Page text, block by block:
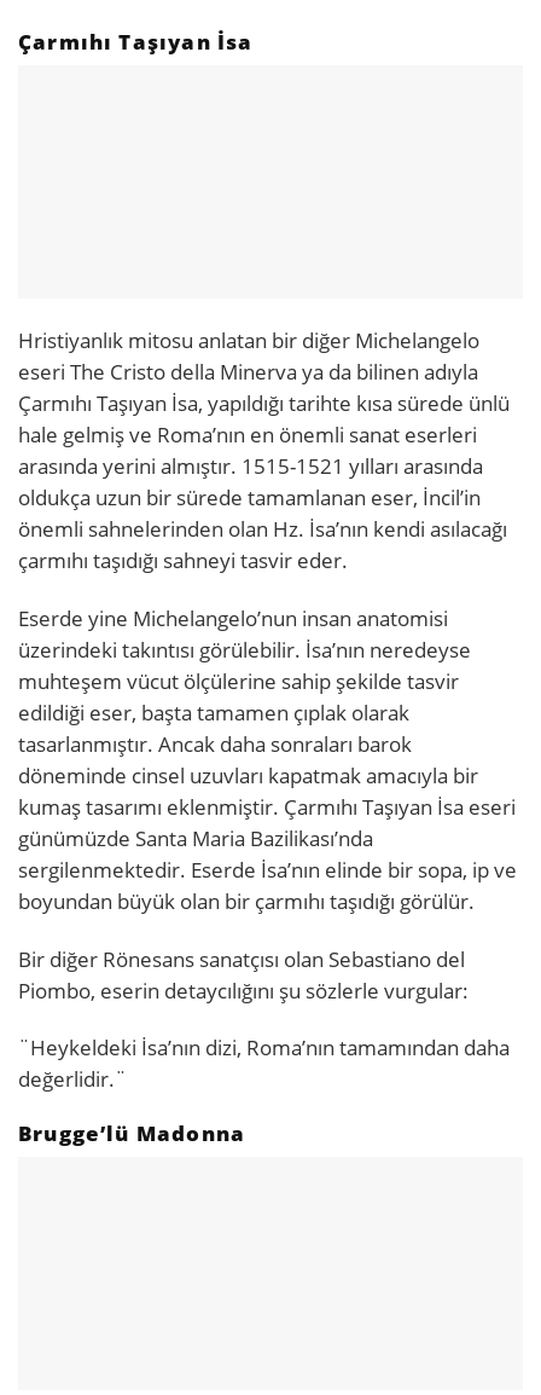
Çarmıhı Taşıyan İsa
Hristiyanlık mitosu anlatan bir diğer Michelangelo
eseri The Cristo della Minerva ya da bilinen adıyla
Çarmıhı Taşıyan İsa, yapıldığı tarihte kısa sürede ünlü
hale gelmiş ve Roma’nın en önemli sanat eserleri
arasında yerini almıştır. 1515-1521 yılları arasında
oldukça uzun bir sürede tamamlanan eser, İncil’in
önemli sahnelerinden olan Hz. İsa’nın kendi asılacağı
çarmıhı taşıdığı sahneyi tasvir eder.
Eserde yine Michelangelo’nun insan anatomisi
üzerindeki takıntısı görülebilir. İsa’nın neredeyse
muhteşem vücut ölçülerine sahip şekilde tasvir
edildiği eser, başta tamamen çıplak olarak
tasarlanmıştır. Ancak daha sonraları barok
döneminde cinsel uzuvları kapatmak amacıyla bir
kumaş tasarımı eklenmiştir. Çarmıhı Taşıyan İsa eseri
günümüzde Santa Maria Bazilikası’nda
sergilenmektedir. Eserde İsa’nın elinde bir sopa, ip ve
boyundan büyük olan bir çarmıhı taşıdığı görülür.
Bir diğer Rönesans sanatçısı olan Sebastiano del
Piombo, eserin detaycılığını şu sözlerle vurgular:
¨Heykeldeki İsa’nın dizi, Roma’nın tamamından daha
değerlidir.¨
Brugge’lü Madonna